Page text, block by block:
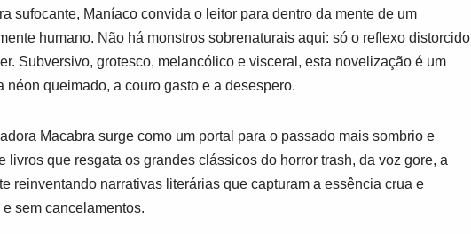
sufocante, Maníacoconvida o leitor para dentro da mente de um
humano. Não há monstros sobrenaturais aqui: só o reflexo distorcido
Subversivo, grotesco, melancólico e visceral, esta novelização é um
queimado, a couro gasto e a desespero.
Macabra surge como um portal para o passado mais sombrio e
livros que resgata os grandes clássicos do horror trash, da voz gore, a
reinventando narrativas literárias que capturam a essência crua e
sem cancelamentos.